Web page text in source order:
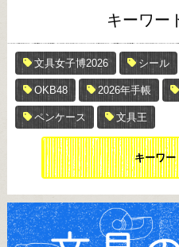
キーワー
文具女子博2026 シール
OKB48 2026年手帳
ペンケース 文具王
キーワー